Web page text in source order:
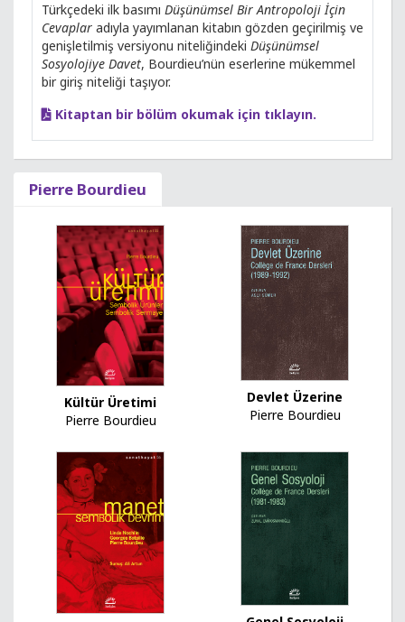
Türkçedeki ilk basımı Düşünümsel Bir Antropoloji İçin
Cevaplar adıyla yayımlanan kitabın gözden geçirilmiş ve
genişletilmiş versiyonu niteliğindeki Düşünümsel
Sosyolojiye Davet, Bourdieu’nün eserlerine mükemmel
bir giriş niteliği taşıyor.
Kitaptan bir bölüm okumak için tıklayın.
Pierre Bourdieu
Kültür Üretimi
Pierre Bourdieu
Devlet Üzerine
Pierre Bourdieu